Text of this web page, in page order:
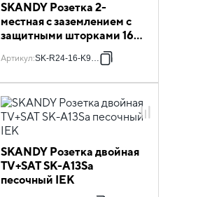
SKANDY Розетка 2-
местная с заземлением с
защитными шторками 16А
песочный IEK
Артикул:SK-R24-16-K98-F
SKANDY Розетка двойная
TV+SAT SK-A13Sa
песочный IEK